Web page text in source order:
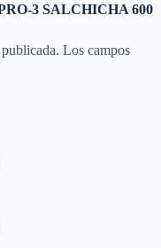
3 SALCHICHA 600
Los campos